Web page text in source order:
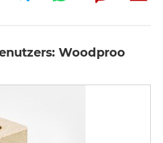
Woodproo